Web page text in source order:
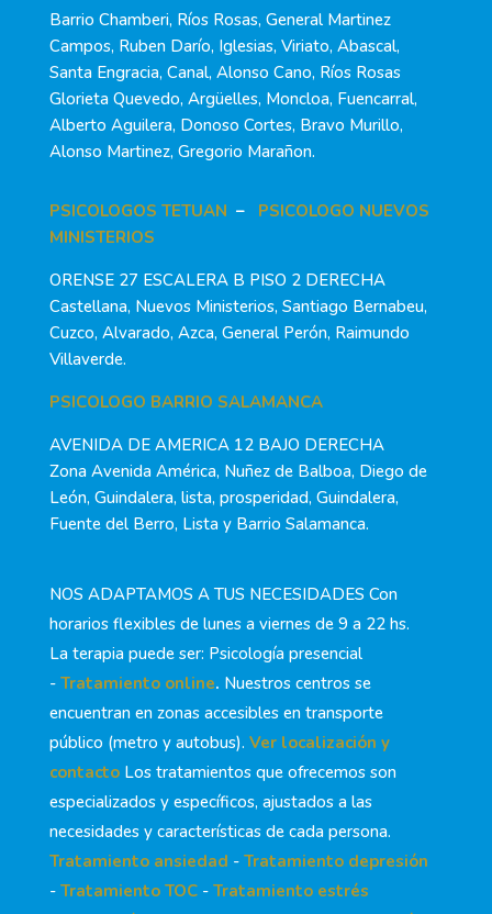
Barrio Chamberi, Ríos Rosas, General Martinez
Campos, Ruben Darío, Iglesias, Viriato, Abascal,
Santa Engracia, Canal, Alonso Cano, Ríos Rosas
Glorieta Quevedo, Argüelles, Moncloa, Fuencarral,
Alberto Aguilera, Donoso Cortes, Bravo Murillo,
Alonso Martinez, Gregorio Marañon.
PSICOLOGOS TETUAN – PSICOLOGO NUEVOS
MINISTERIOS
ORENSE 27 ESCALERA B PISO 2 DERECHA
Castellana, Nuevos Ministerios, Santiago Bernabeu,
Cuzco, Alvarado, Azca, General Perón, Raimundo
Villaverde.
PSICOLOGO BARRIO SALAMANCA
AVENIDA DE AMERICA 12 BAJO DERECHA
Zona Avenida América, Nuñez de Balboa, Diego de
León, Guindalera, lista, prosperidad, Guindalera,
Fuente del Berro, Lista y Barrio Salamanca.
NOS ADAPTAMOS A TUS NECESIDADES Con
horarios flexibles de lunes a viernes de 9 a 22 hs.
La terapia puede ser: Psicología presencial
- Tratamiento online. Nuestros centros se
encuentran en zonas accesibles en transporte
público (metro y autobus). Ver localización y
contactoLos tratamientos que ofrecemos son
especializados y específicos, ajustados a las
necesidades y características de cada persona.
Tratamiento ansiedad - Tratamiento depresión
- Tratamiento TOC- Tratamiento estrés